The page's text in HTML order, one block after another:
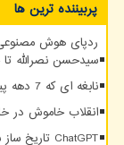
پربیننده ترین ها
ردپای هوش مصنوعی
سیدحسن نصرالله تا
نابغه ای که 7 دهه پیش، وارد عصر هوش مصنوعی شد
انقلاب خاموش در
ChatGPT تاریخ ساز شد